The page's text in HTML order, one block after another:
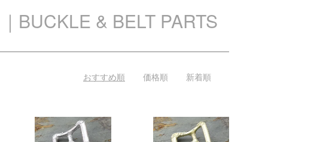
BUCKLE & BELT PARTS
おすすめ順 価格順 新着順